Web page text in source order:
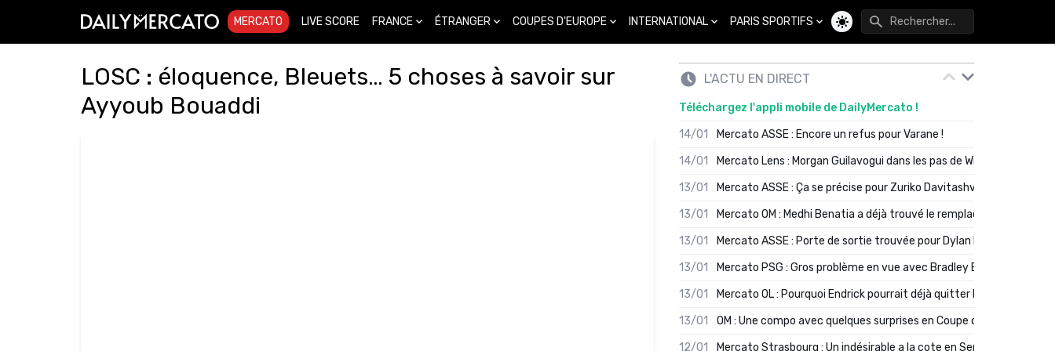
MERCATO LIVE SCORE FRANCE ÉTRANGER COUPES D'EUROPE INTERNATIONAL PARIS SPORTIFS
Changer de thème
LOSC : éloquence, Bleuets… 5 choses à savoir sur
Ayyoub Bouaddi
L'ACTU EN DIRECT
Téléchargez l'appli mobile de DailyMercato !
14/01
Mercato ASSE : Encore un refus pour Varane !
14/01
Mercato Lens : Morgan Guilavogui dans les pas de Will Still ?
13/01
Mercato ASSE : Ça se précise pour Zuriko Davitashvili
13/01
Mercato OM : Medhi Benatia a déjà trouvé le remplaçant de Robinio
13/01
Mercato ASSE : Porte de sortie trouvée pour Dylan Batubinsika
13/01
Mercato PSG : Gros problème en vue avec Bradley Barcola ?
13/01
Mercato OL : Pourquoi Endrick pourrait déjà quitter Lyon en janvier
13/01
OM : Une compo avec quelques surprises en Coupe de France
12/01
Mercato Strasbourg : Un indésirable a la cote en Serie A